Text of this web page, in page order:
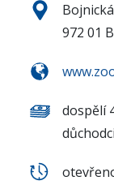
972 01
dospělí